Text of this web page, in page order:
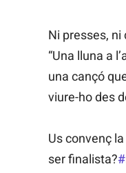
Ni presses, ni
“Una lluna a
una cançó
viure-ho des
Us convenç
ser finalista?